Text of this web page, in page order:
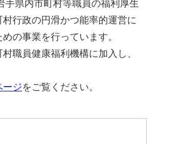
県内市町村等職員の福利厚生
行政の円滑かつ能率的運営に
の事業を行っています。
職員健康福利機構に加入し、
ージをご覧ください。